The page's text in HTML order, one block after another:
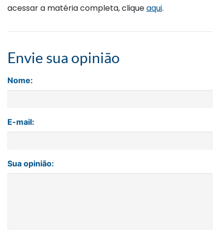
acessar a matéria completa, cliqueaqui.
Envie sua opinião
Nome:
E-mail:
Sua opinião: